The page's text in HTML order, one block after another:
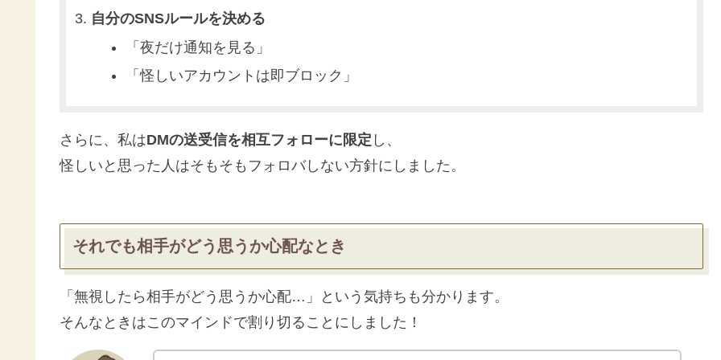
自分のSNSルールを決める
「夜だけ通知を見る」
「怪しいアカウントは即ブロック」
さらに、私はDMの送受信を相互フォローに限定 し、
怪しいと思った人はそもそもフォロバしない方針にしました。
それでも相手がどう思うか心配なとき
「無視したら相手がどう思うか心配…」という気持ちも分かります。
そんなときはこのマインドで割り切ることにしました！